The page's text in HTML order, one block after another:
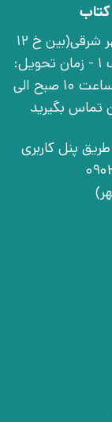
کتاب
تهران، خ انقلاب، خ 12 فروردین، خ روانمهر شرقی(بین خ 12
فروردین و خ فخر رازی)، بن‌بست اوّل، پلاک 1 - زمان تحویل:
شنبه تا چهارشنبه به جز روزهای تعطیل از ساعت 10 صبح الی
طریق پنل کاربری